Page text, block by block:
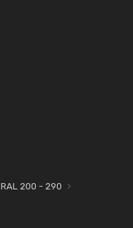
RAL 200 - 290